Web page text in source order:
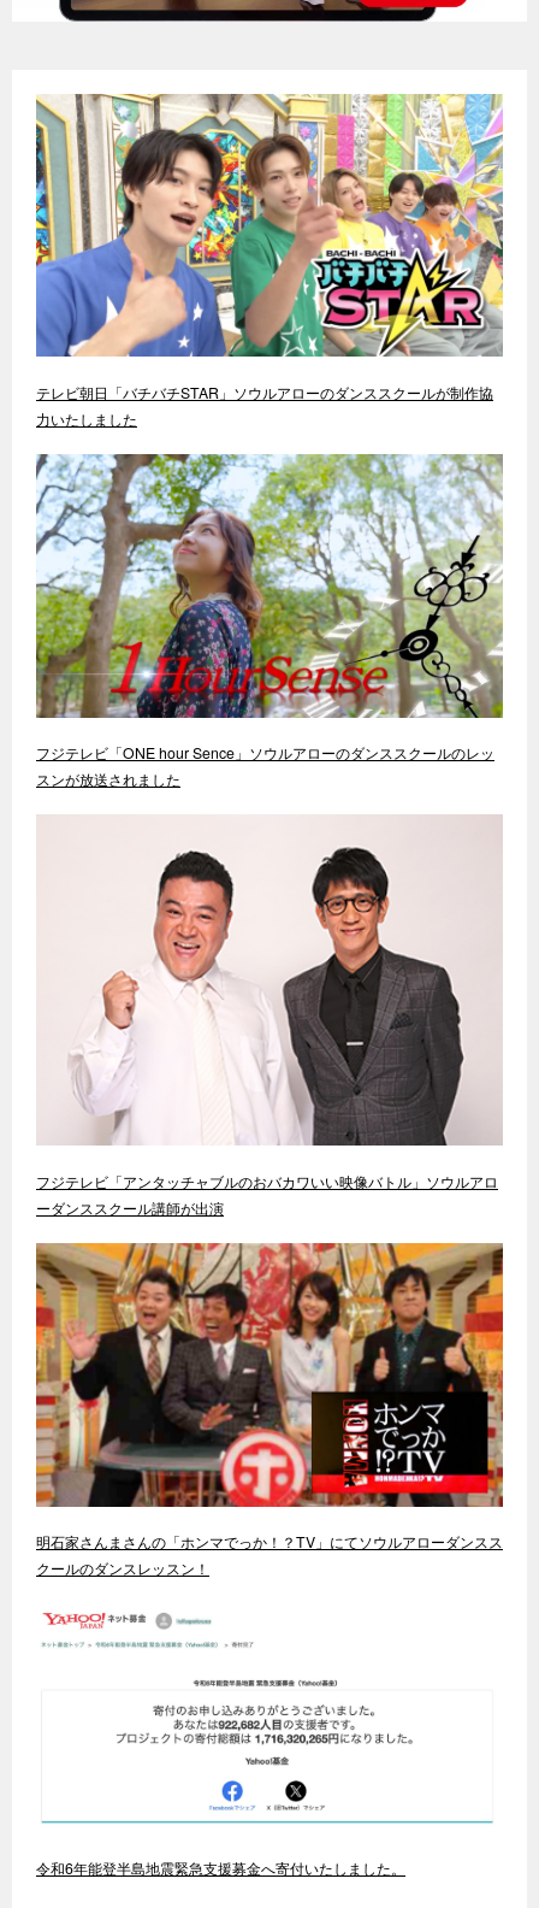
テレビ朝日「バチバチSTAR」ソウルアローのダンススクールが制作協
力いたしました
フジテレビ「ONE hour Sence」ソウルアローのダンススクールのレッ
スンが放送されました
フジテレビ「アンタッチャブルのおバカワいい映像バトル」ソウルアロ
ーダンススクール講師が出演
明石家さんまさんの「ホンマでっか！？TV」にてソウルアローダンスス
クールのダンスレッスン！
令和6年能登半島地震緊急支援募金へ寄付いたしました。